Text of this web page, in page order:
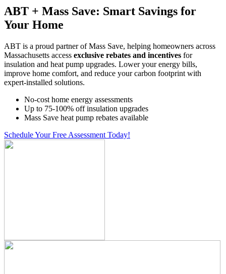
ABT + Mass Save: Smart Savings for
Your Home
ABT is a proud partner of Mass Save, helping homeowners across
Massachusetts access exclusive rebates and incentives for
insulation and heat pump upgrades. Lower your energy bills,
improve home comfort, and reduce your carbon footprint with
expert-installed solutions.
No-cost home energy assessments
Up to 75-100% off insulation upgrades
Mass Save heat pump rebates available
Schedule Your Free Assessment Today!